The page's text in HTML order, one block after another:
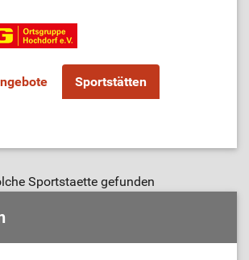
Sportstätten
Sportstaette gefunden